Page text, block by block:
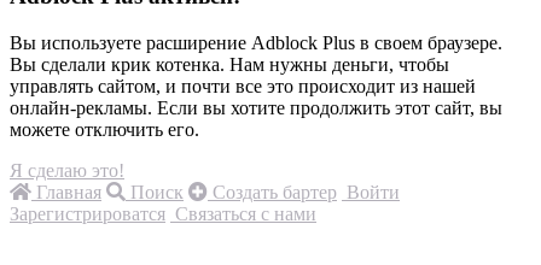
Вы используете расширение Adblock Plus в своем браузере.
Вы сделали крик котенка. Нам нужны деньги, чтобы
управлять сайтом, и почти все это происходит из нашей
онлайн-рекламы. Если вы хотите продолжить этот сайт, вы
можете отключить его.
Я сделаю это!
Главная
Поиск Создать бартер Войти
Зарегистрироватся Связаться с нами